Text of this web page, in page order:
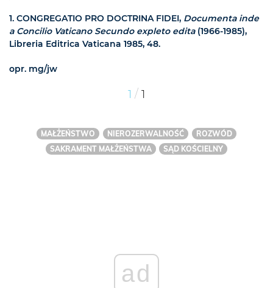
1. CONGREGATIO PRO DOCTRINA FIDEI, Documenta inde
a Concilio Vaticano Secundo expleto edita(1966-1985),
Libreria Editrica Vaticana 1985, 48.
opr. mg/jw
1 / 1
MAŁŻEŃSTWO NIEROZERWALNOŚĆ
ROZWÓD
SAKRAMENT MAŁŻEŃSTWA
SĄD KOŚCIELNY
ad